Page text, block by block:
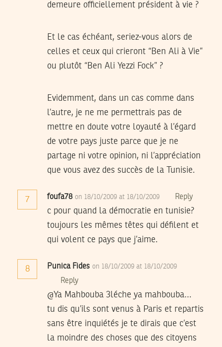
demeure officiellement président à vie ?
Et le cas échéant, seriez-vous alors de
celles et ceux qui crieront “Ben Ali à Vie”
ou plutôt “Ben Ali Yezzi Fock” ?
Evidemment, dans un cas comme dans
l’autre, je ne me permettrais pas de
mettre en doute votre loyauté à l’égard
de votre pays juste parce que je ne
partage ni votre opinion, ni l’appréciation
que vous avez des succès de la Tunisie.
7 foufa78 on 18/10/2009 at 18/10/2009 Reply
c pour quand la démocratie en tunisie?
toujours les mêmes têtes qui défilent et
qui volent ce pays que j’aime.
8 Punica Fides on 18/10/2009 at 18/10/2009
Reply
@Ya Mahbouba 3léche ya mahbouba…
tu dis qu’ils sont venus à Paris et repartis
sans être inquiétés je te dirais que c’est
la moindre des choses que des citoyens